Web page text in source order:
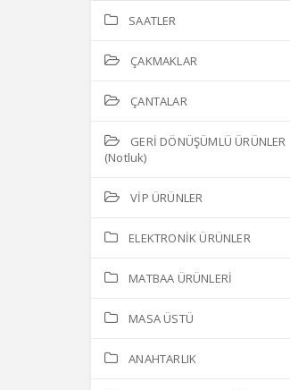
SAATLER
ÇAKMAKLAR
ÇANTALAR
GERİ DÖNÜŞÜMLÜ ÜRÜNLER
(Notluk)
VİP ÜRÜNLER
ELEKTRONİK ÜRÜNLER
MATBAA ÜRÜNLERİ
MASA ÜSTÜ
ANAHTARLIK